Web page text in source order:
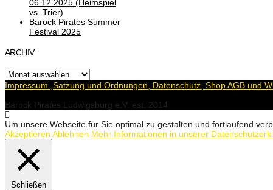
06.12.2025 (Heimspiel
vs. Trier)
Barock Pirates Summer
Festival 2025
ARCHIV
Archiv
Impressum ,Satzung und Ordnungen, Datenschutz, Shop AGB und
Barock Pirates Ludwigsburg e.V. est. 2014
Um unsere Webseite für Sie optimal zu gestalten und fortlaufend
Akzeptieren Ablehnen Mehr Informationen in unserer
Schließen